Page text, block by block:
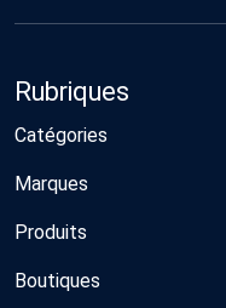
Rubriques
Catégories
Marques
Produits
Boutiques